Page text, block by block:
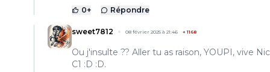
0+ Répondre
sweet7812 08 février 2025 à 21:46 +1168
Ou j'insulte ?? Aller tu as raison, YOUPI, vive
C1 :D :D.